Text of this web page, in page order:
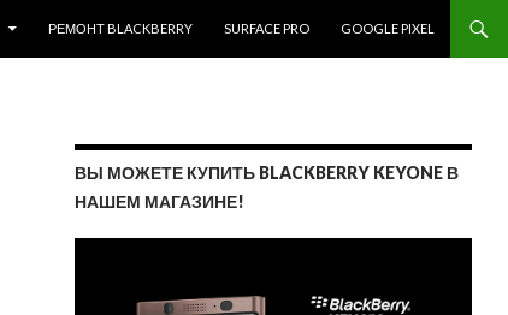
РЕМОНТ BLACKBERRY SURFACE PRO GOOGLE PIXEL
ВЫ МОЖЕТЕ КУПИТЬ BLACKBERRY KEYONE В
НАШЕМ МАГАЗИНЕ!